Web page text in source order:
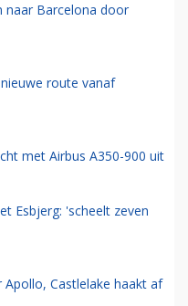
naar Barcelona door
route vanaf
met Airbus A350-900 uit
Esbjerg: 'scheelt zeven
Castlelake haakt af